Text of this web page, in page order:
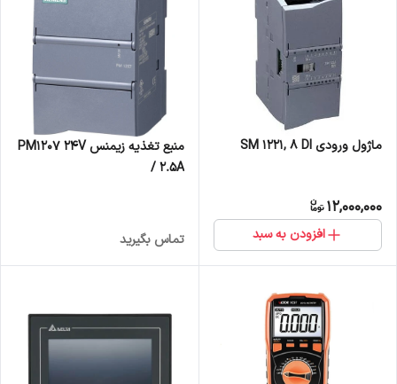
ماژول ورودی SM 1221, 8 DI
12,000,000
افزودن به سبد
منبع تغذیه زیمنس PM1207 24V
/ 2.5A
تماس بگیرید